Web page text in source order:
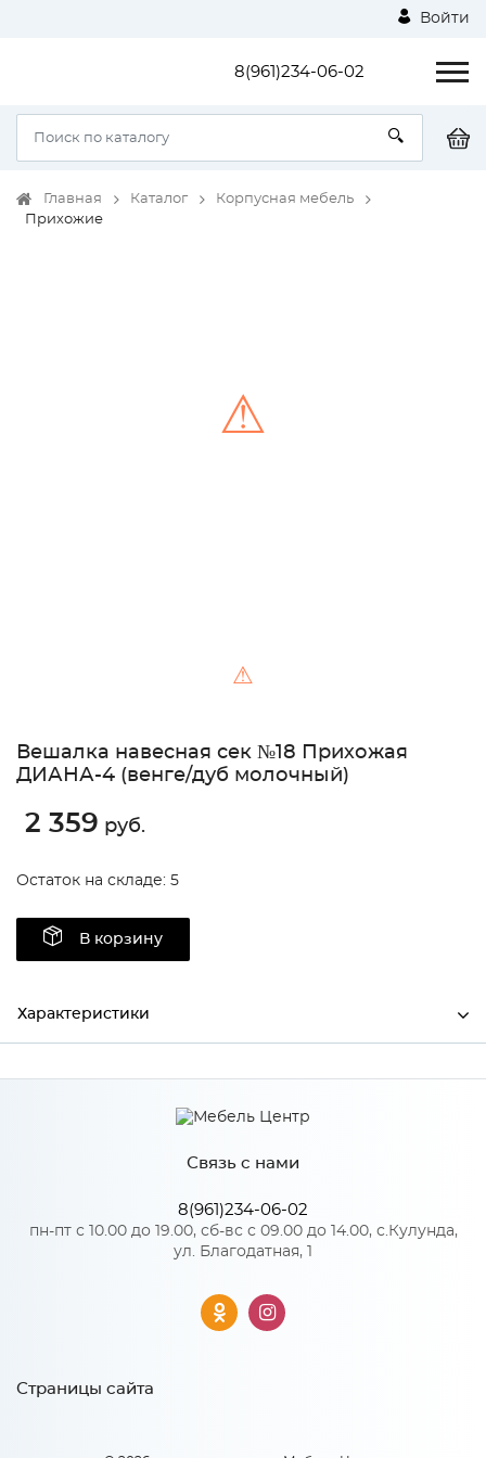
Войти
8(961)234-06-02
Главная Каталог
Корпусная мебель
Прихожие
⚠
⚠
Вешалка навесная сек №18 Прихожая
ДИАНА-4 (венге/дуб молочный)
2 359 руб.
Остаток на складе: 5
В корзину
Характеристики
Ширина 600
1016
250
Росток
Венге/Дуб молочный
ЛДСП
Особенности
Связь с нами
8(961)234-06-02
пн-пт с 10.00 до 19.00, сб-вс с 09.00 до 14.00, с.Кулунда,
ул. Благодатная, 1
Страницы сайта